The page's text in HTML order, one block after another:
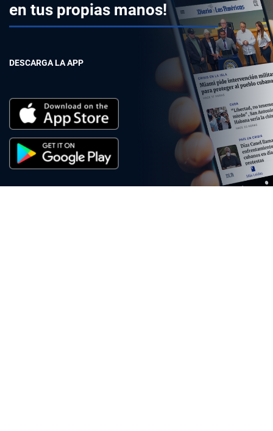
en tus propias manos!
DESCARGA LA APP